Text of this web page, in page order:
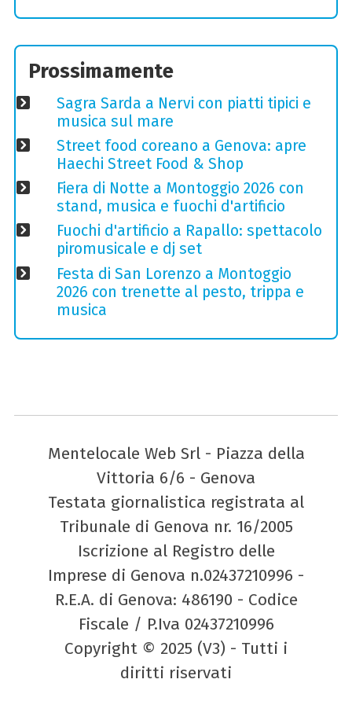
Prossimamente
Sagra Sarda a Nervi con piatti tipici e
musica sul mare
Street food coreano a Genova: apre
Haechi Street Food & Shop
Fiera di Notte a Montoggio 2026 con
stand, musica e fuochi d'artificio
Fuochi d'artificio a Rapallo: spettacolo
piromusicale e dj set
Festa di San Lorenzo a Montoggio
2026 con trenette al pesto, trippa e
musica
Mentelocale Web Srl - Piazza della
Vittoria 6/6 - Genova
Testata giornalistica registrata al
Tribunale di Genova nr. 16/2005
Iscrizione al Registro delle
Imprese di Genova n.02437210996 -
R.E.A. di Genova: 486190 - Codice
Fiscale / P.Iva 02437210996
Copyright © 2025 (V3) - Tutti i
diritti riservati